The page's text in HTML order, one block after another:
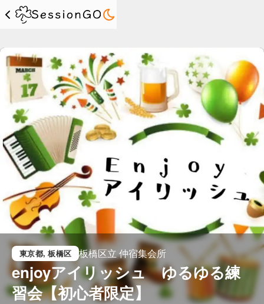
東京都, 板橋区 板橋区立 仲宿集会所
enjoyアイリッシュ　ゆるゆる練
習会【初心者限定】